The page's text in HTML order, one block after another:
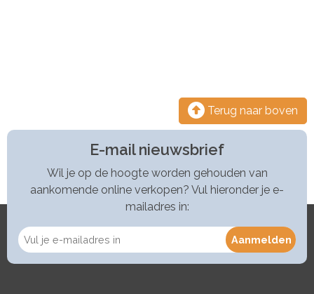
Terug naar boven
E-mail nieuwsbrief
Wil je op de hoogte worden gehouden van
aankomende online verkopen? Vul hieronder je e-
mailadres in: